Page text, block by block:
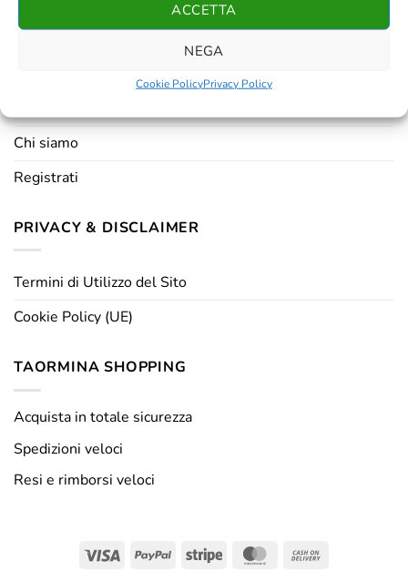
ACCETTA
NEGA
Cookie PolicyPrivacy Policy
Chi siamo
Registrati
PRIVACY & DISCLAIMER
Termini di Utilizzo del Sito
Cookie Policy (UE)
TAORMINA SHOPPING
Acquista in totale sicurezza
Spedizioni veloci
Resi e rimborsi veloci
Visa PayPal Stripe MasterCard